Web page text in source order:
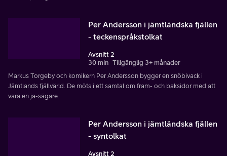
Per Andersson i jämtländska fjällen
- teckenspråkstolkat
Avsnitt 2
30 min Tillgänglig 3+ månader
Markus Torgeby och komikern Per Andersson bygger en snöbivack i
Jämtlands fjällvärld. De möts i ett samtal om fram- och baksidor med att
vara en ja-sägare.
Per Andersson i jämtländska fjällen
- syntolkat
Avsnitt 2